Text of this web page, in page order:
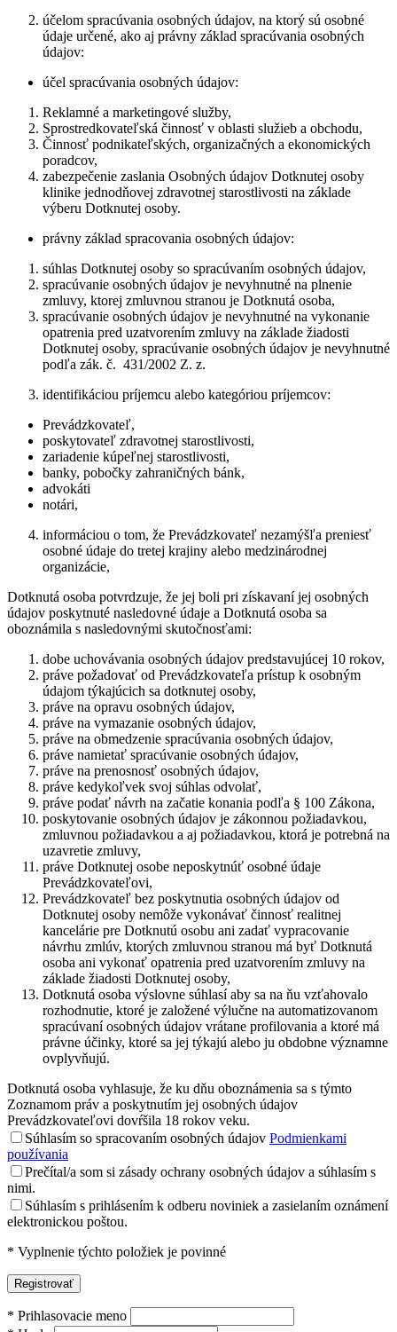
účelom spracúvania osobných údajov, na ktorý sú osobné
údaje určené, ako aj právny základ spracúvania osobných
údajov:
účel spracúvania osobných údajov:
Reklamné a marketingové služby,
Sprostredkovateľská činnosť v oblasti služieb a obchodu,
Činnosť podnikateľských, organizačných a ekonomických
poradcov,
zabezpečenie zaslania Osobných údajov Dotknutej osoby
klinike jednodňovej zdravotnej starostlivosti na základe
výberu Dotknutej osoby.
právny základ spracovania osobných údajov:
súhlas Dotknutej osoby so spracúvaním osobných údajov,
spracúvanie osobných údajov je nevyhnutné na plnenie
zmluvy, ktorej zmluvnou stranou je Dotknutá osoba,
spracúvanie osobných údajov je nevyhnutné na vykonanie
opatrenia pred uzatvorením zmluvy na základe žiadosti
Dotknutej osoby, spracúvanie osobných údajov je nevyhnutné
podľa zák. č. 431/2002 Z. z.
identifikáciou príjemcu alebo kategóriou príjemcov:
Prevádzkovateľ,
poskytovateľ zdravotnej starostlivosti,
zariadenie kúpeľnej starostlivosti,
banky, pobočky zahraničných bánk,
advokáti
notári,
informáciou o tom, že Prevádzkovateľ nezamýšľa preniesť
osobné údaje do tretej krajiny alebo medzinárodnej
organizácie,
Dotknutá osoba potvrdzuje, že jej boli pri získavaní jej osobných
údajov poskytnuté nasledovné údaje a Dotknutá osoba sa
oboznámila s nasledovnými skutočnosťami:
dobe uchovávania osobných údajov predstavujúcej 10 rokov,
práve požadovať od Prevádzkovateľa prístup k osobným
údajom týkajúcich sa dotknutej osoby,
práve na opravu osobných údajov,
práve na vymazanie osobných údajov,
práve na obmedzenie spracúvania osobných údajov,
práve namietať spracúvanie osobných údajov,
práve na prenosnosť osobných údajov,
práve kedykoľvek svoj súhlas odvolať,
práve podať návrh na začatie konania podľa § 100 Zákona,
poskytovanie osobných údajov je zákonnou požiadavkou,
zmluvnou požiadavkou a aj požiadavkou, ktorá je potrebná na
uzavretie zmluvy,
práve Dotknutej osobe neposkytnúť osobné údaje
Prevádzkovateľovi,
Prevádzkovateľ bez poskytnutia osobných údajov od
Dotknutej osoby nemôže vykonávať činnosť realitnej
kancelárie pre Dotknutú osobu ani zadať vypracovanie
návrhu zmlúv, ktorých zmluvnou stranou má byť Dotknutá
osoba ani vykonať opatrenia pred uzatvorením zmluvy na
základe žiadosti Dotknutej osoby,
Dotknutá osoba výslovne súhlasí aby sa na ňu vzťahovalo
rozhodnutie, ktoré je založené výlučne na automatizovanom
spracúvaní osobných údajov vrátane profilovania a ktoré má
právne účinky, ktoré sa jej týkajú alebo ju obdobne významne
ovplyvňujú.
Dotknutá osoba vyhlasuje, že ku dňu oboznámenia sa s týmto
Zoznamom práv a poskytnutím jej osobných údajov
Prevádzkovateľovi dovŕšila 18 rokov veku.
Súhlasím so spracovaním osobných údajov Podmienkami
používania
Prečítal/a som si zásady ochrany osobných údajov a súhlasím s
nimi.
Súhlasím s prihlásením k odberu noviniek a zasielaním oznámení
elektronickou poštou.
* Vyplnenie týchto položiek je povinné
* Prihlasovacie meno